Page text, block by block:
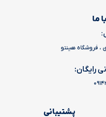
ما
، فروشگاه هینتو
پشتیبانی